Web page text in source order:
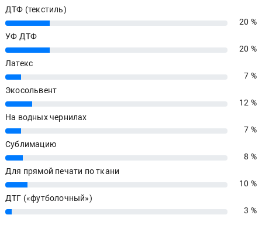
ДТФ (текстиль)
20%
20 %
УФ ДТФ
20%
20 %
Латекс
7%
7 %
Экосольвент
12%
12 %
На водных чернилах
7%
7 %
Сублимацию
8%
8 %
Для прямой печати по ткани
10%
10 %
ДТГ («футболочный»)
3% 3 %